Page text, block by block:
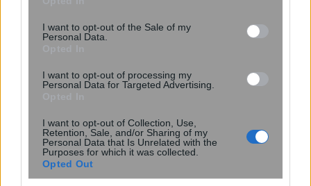
consent section.
I want to opt-out of the Sale of my
Personal Data.
I want to opt-out of processing my
Personal Data for Targeted Advertising.
I want to opt-out of Collection, Use,
Retention, Sale, and/or Sharing of my
Personal Data that Is Unrelated with the
Purposes for which it was collected.
Opted Out